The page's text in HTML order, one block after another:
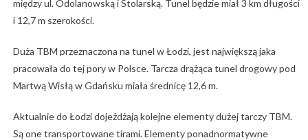
między ul. Odolanowską i Stolarską. Tunel będzie miał 3 km długości
i 12,7 m szerokości.
Duża TBM przeznaczona na tunel w Łodzi, jest największą jaka
pracowała do tej pory w Polsce. Tarcza drążąca tunel drogowy pod
Martwą Wisłą w Gdańsku miała średnicę 12,6 m.
Aktualnie do Łodzi dojeżdżają kolejne elementy dużej tarczy TBM.
Są one transportowane tirami. Elementy ponadnormatywne